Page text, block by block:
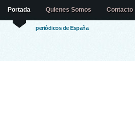
periódicos de España
Portada Quienes Somos Contacto